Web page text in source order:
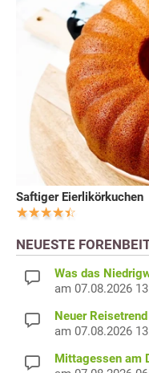
Saftiger Eierlikörkuchen
NEUESTE
Was das
am 07.08.2026
Neuer
am 07.08.2026
Mittagessen am